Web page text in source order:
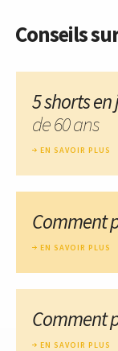
Conseils
5 shorts
de 60 ans
EN SAVOIR PLUS
Comment
EN SAVOIR PLUS
Comment
EN SAVOIR PLUS